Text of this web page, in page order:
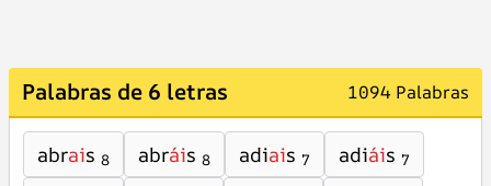
Palabras de 6 letras 1094 Palabras
abrais 8 abráis 8 adiais 7 adiáis 7